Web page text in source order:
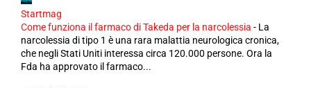
Startmag
Come funziona il farmaco di Takeda per la narcolessia - La
narcolessia di tipo 1 è una rara malattia neurologica cronica,
che negli Stati Uniti interessa circa 120.000 persone. Ora la
Fda ha approvato il farmaco...